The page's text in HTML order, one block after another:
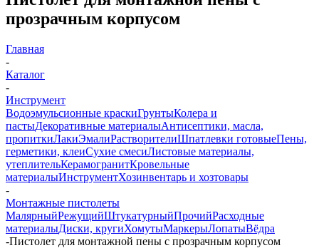
прозрачным корпусом
Главная
-
Каталог
-
Инструмент
Водоэмульсионные краскиГрунтыКолера и
пастыДекоративные материалыАнтисептики, масла,
пропиткиЛакиЭмалиРастворителиШпатлевки готовыеПены,
герметики, клеиСухие смесиЛистовые материалы,
утеплительКерамогранитКровельные
материалыИнструментХозинвентарь и хозтовары
-
Монтажные пистолеты
МалярныйРежущийШтукатурныйПрочийРасходные
материалыДиски, кругиХомутыМаркерыЛопатыВёдра
-Пистолет для монтажной пены с прозрачным корпусом